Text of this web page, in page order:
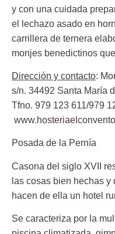
y con una cuidada
el lechazo asado en
carrillera de ternera
monjes benedictinos
Dirección y contacto:
s/n. 34492 Santa María
Tfno. 979 123 611/979
Posada de la Pernía
Casona del siglo XVII
las cosas bien hechas
hacen de ella un hotel
Se caracteriza por la